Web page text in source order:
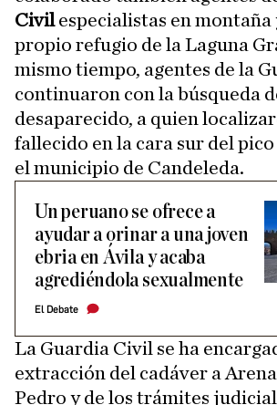
Civilespecialistas en montaña
propio refugio de la Laguna
mismo tiempo, agentes de la
continuaron con la búsqueda
desaparecido, a quien
fallecido en la cara sur del
el municipio de Candeleda.
Un peruano se ofrece a
ayudar a orinar a una joven
ebria en Ávila y acaba
agrediéndola sexualmente
El Debate
La Guardia Civil se ha
extracción del cadáver a
Pedro y de los trámites